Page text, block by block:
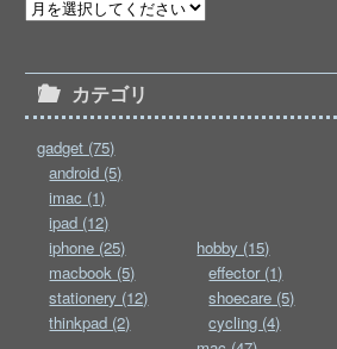
カテゴリ
gadget (75)
android (5)
imac (1)
ipad (12)
iphone (25)
macbook (5)
stationery (12)
thinkpad (2)
hobby (15)
effector (1)
shoecare (5)
cycling (4)